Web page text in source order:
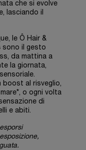
che si evolve
lasciando il
le Ô Hair &
sono il gesto
da mattina a
la giornata,
boost al risveglio,
o ogni volta
di
e abiti.